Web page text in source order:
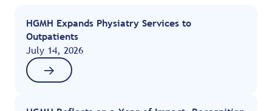
HGMH Expands Physiatry Services to
Outpatients
July 14, 2026